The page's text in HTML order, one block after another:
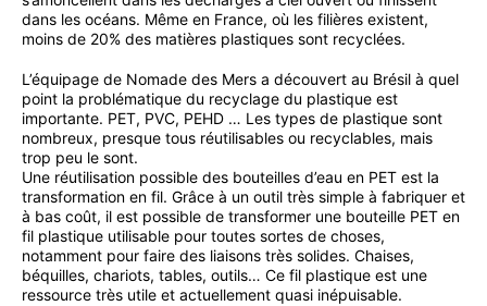
dans les océans. Même en France, où les filières existent,
moins de 20% des matières plastiques sont recyclées.
L’équipage de Nomade des Mers a découvert au Brésil à quel
point la problématique du recyclage du plastique est
importante. PET, PVC, PEHD … Les types de plastique sont
nombreux, presque tous réutilisables ou recyclables, mais
trop peu le sont.
Une réutilisation possible des bouteilles d’eau en PET est la
transformation en fil. Grâce à un outil très simple à fabriquer et
à bas coût, il est possible de transformer une bouteille PET en
fil plastique utilisable pour toutes sortes de choses,
notamment pour faire des liaisons très solides. Chaises,
béquilles, chariots, tables, outils… Ce fil plastique est une
ressource très utile et actuellement quasi inépuisable.